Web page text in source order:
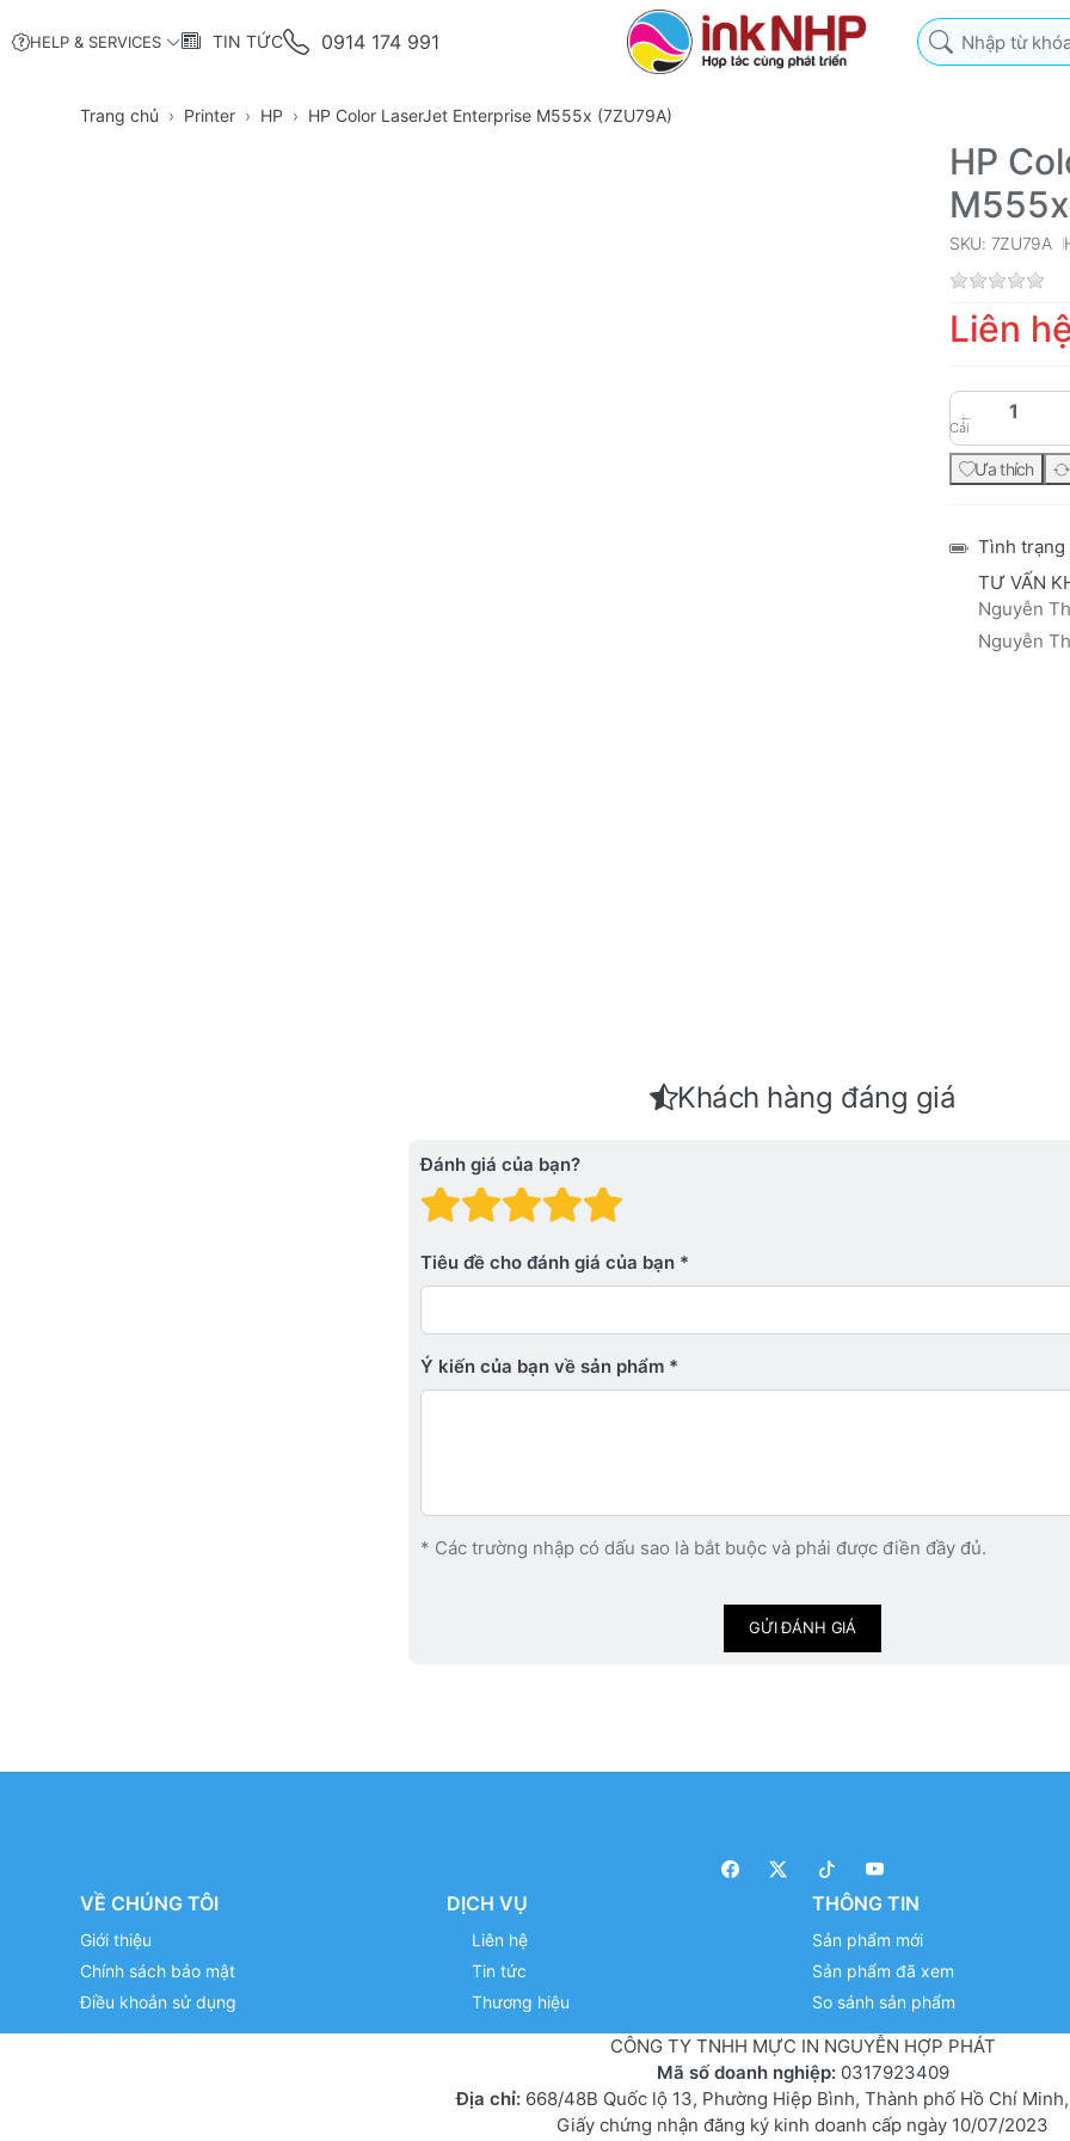
HELP & SERVICES TIN TỨC 0914 174 991
Nhập từ khóa tìm
Trang chủ Printer HP HP Color LaserJet Enterprise M555x (7ZU79A)
HP
SKU: 7ZU79A
Liên
Cái
Ưa thích
Tình trạng
TƯ VẤN
Nguyễn
Nguyễn
Khách hàng đáng giá
Đánh giá của bạn?
Đánh giá: 4 trên 5 sao.
Đánh giá: 3 trên 5 sao.
Đánh giá: 2 trên 5 sao.
Đánh giá: 1 trên 5 sao. Xấu
Tiêu đề cho đánh giá của bạn
Ý kiến ​​của bạn về sản phẩm
* Các trường nhập có dấu sao là bắt buộc và phải được điền đầy đủ.
GỬI ĐÁNH GIÁ
VỀ CHÚNG TÔI
Giới thiệu
Chính sách bảo mật
Điều khoản sử dụng
DỊCH VỤ
Liên hệ
Tin tức
Thương hiệu
THÔNG TIN
Sản phẩm mới
Sản phẩm đã xem
So sánh sản phẩm
CÔNG TY TNHH MỰC IN NGUYỄN HỢP PHÁT
Mã số doanh nghiệp: 0317923409
Địa chỉ:668/48B Quốc lộ 13, Phường Hiệp Bình, Thành phố Hồ Chí
Giấy chứng nhận đăng ký kinh doanh cấp ngày 10/07/2023